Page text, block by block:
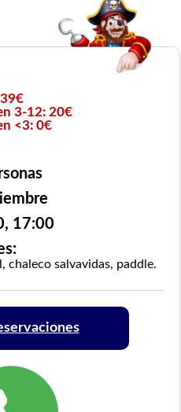
3-12: 20€
<3: 0€
17:00
chaleco salvavidas, paddle.